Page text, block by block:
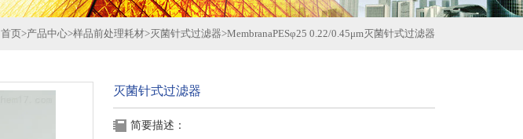
首页>产品中心>样品前处理耗材>灭菌针式过滤器>MembranaPESφ25 0.22/0.45μm灭菌针式过滤器
灭菌针式过滤器
简要描述：